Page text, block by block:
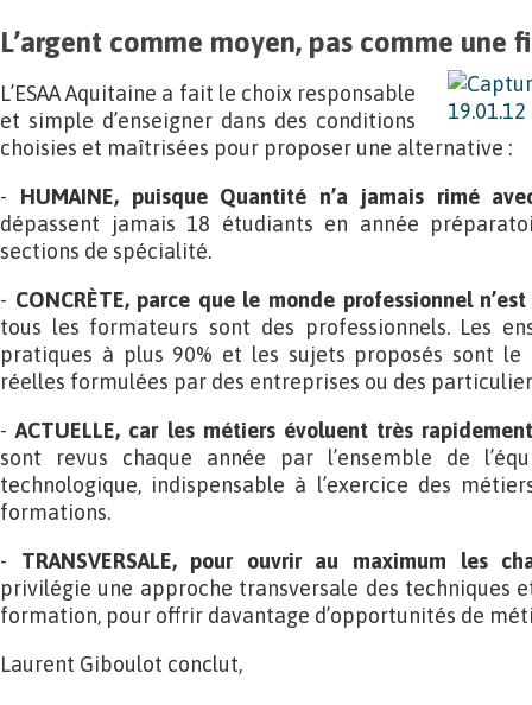
L’argent comme moyen, pas comme une
L’ESAA Aquitaine a fait le choix responsable
et simple d’enseigner dans des conditions
choisies et maîtrisées pour proposer une alternative :
- HUMAINE, puisque Quantité n’a jamais rimé
dépassent jamais 18 étudiants en année
sections de spécialité.
- CONCRÈTE, parce que le monde professionnel
tous les formateurs sont des professionnels. Les
pratiques à plus 90% et les sujets proposés sont le
réelles formulées par des entreprises ou des
-ACTUELLE, car les métiers évoluent très
sont revus chaque année par l’ensemble de
technologique, indispensable à l’exercice des
formations.
- TRANSVERSALE, pour ouvrir au maximum les
privilégie une approche transversale des techniques
formation, pour offrir davantage d’opportunités de
Laurent Giboulot conclut,